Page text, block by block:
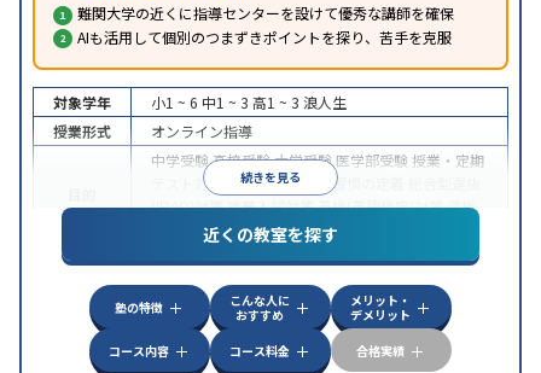
難関大学の近くに指導センターを設けて優秀な講師を確保
AIも活用して個別のつまずきポイントを探り、苦手を克服
続きを見る
対象学年 小1 ~ 6 中1 ~ 3 高1 ~ 3 浪人生
授業形式
オンライン指導
中学受験高校受験大学受験 医学部受験 授業・定期
テスト対策
内申点対策 学習習慣の定着
(旧AO)対策推薦入試対策英検(英語検定)対策漢検
(漢字検定)対策
中高一貫校生に対応成績保証制度あり授業の振替
可能不登校生に対応学習にPC・タブレットを利用
オンライン対応1科目から受講可能
近くの教室を探す
塾の特徴
こんな人に
おすすめ
メリット・
デメリット
コース内容
コース料金 合格実績